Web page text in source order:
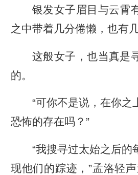
银发女子眉目与云霄
之中带着几分倦懒，也有
这般女子，也当真是
的。
“可你不是说，在你之
恐怖的存在吗？”
“我搜寻过太始之后的
现他们的踪迹，”孟洛轻